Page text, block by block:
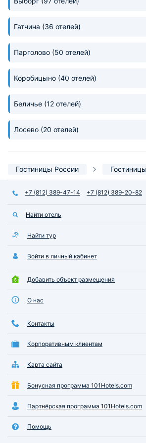
Гатчина (36 отелей)
Парголово (50 отелей)
Коробицыно (40 отелей)
Беличье (12 отелей)
Лосево (20 отелей)
Гостиницы России
+7 (812) 389-47-14 +7 (812) 389-20-82
Найти отель
Найти тур
Войти в личный кабинет
Добавить объект размещения
О нас
Контакты
Корпоративным клиентам
Карта сайта
Бонусная программа 101Hotels.com
Партнёрская программа 101Hotels.com
Помощь